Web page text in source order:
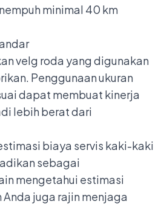
minimal 40 km
velg roda yang digunakan
Penggunaan ukuran
dapat membuat kinerja
lebih berat dari
biaya servis kaki-kaki
sebagai
mengetahui estimasi
juga rajin menjaga